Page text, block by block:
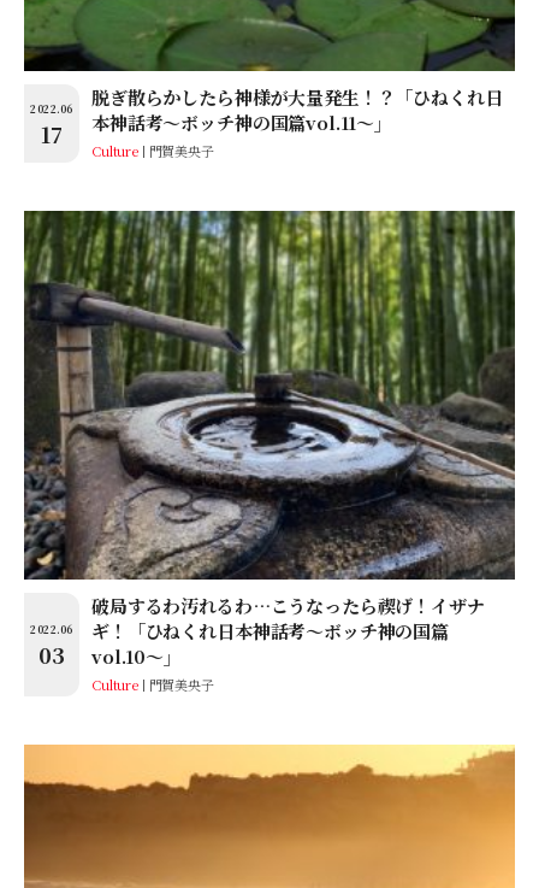
2022.06
17
脱ぎ散らかしたら神様が大量発生！？「ひねくれ日
本神話考〜ボッチ神の国篇vol.11〜」
Culture 門賀美央子
2022.06
03
破局するわ汚れるわ…こうなったら禊げ！イザナ
ギ！「ひねくれ日本神話考〜ボッチ神の国篇
vol.10〜」
Culture 門賀美央子